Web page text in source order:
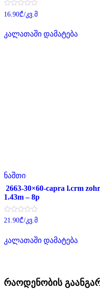
შეფასება
0
5-
დან
16.90₾/კვ.მ
კალათაში დამატება
ნაშთი
2663-30×60-capra l.crm
1.43m – 8p
შეფასება
0
5-
დან
21.90₾/კვ.მ
კალათაში დამატება
რაოდენობის